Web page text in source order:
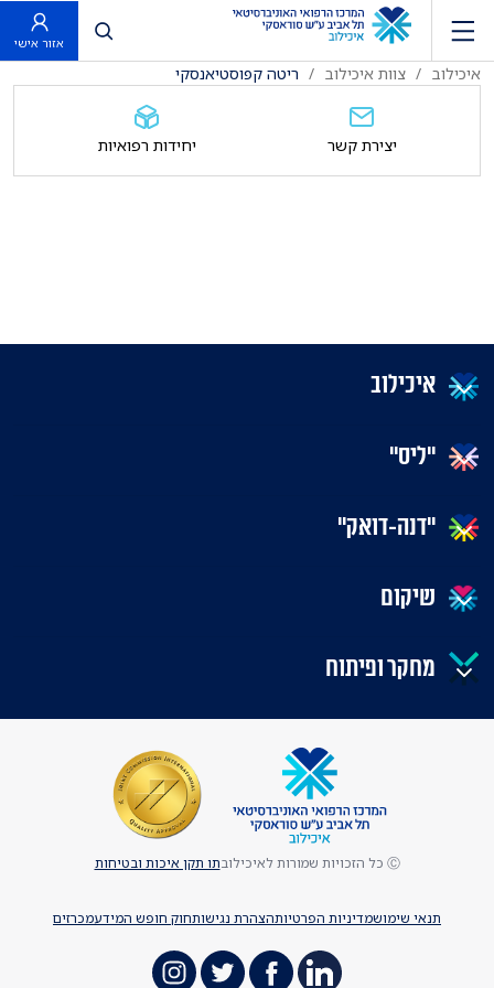
פתח חיפוש
אזור אישי
איכילוב צוות איכילוב ריטה קפוסטיאנסקי
יצירת קשר יחידות רפואיות
איכילוב
"ליס"
"דנה-דואק"
שיקום
מחקר ופיתוח
תנאי שימושמדיניות הפרטיותהצהרת נגישותחוק חופש המידעמכרזים
Ⓒ כל הזכויות שמורות לאיכילוב תו תקן איכות ובטיחות